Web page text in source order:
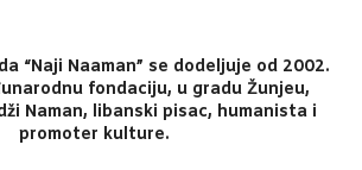
“Naji Naaman” se dodeljuje od 2002.
fondaciju, u gradu Žunjeu,
Naman, libanski pisac, humanista i
promoter kulture.